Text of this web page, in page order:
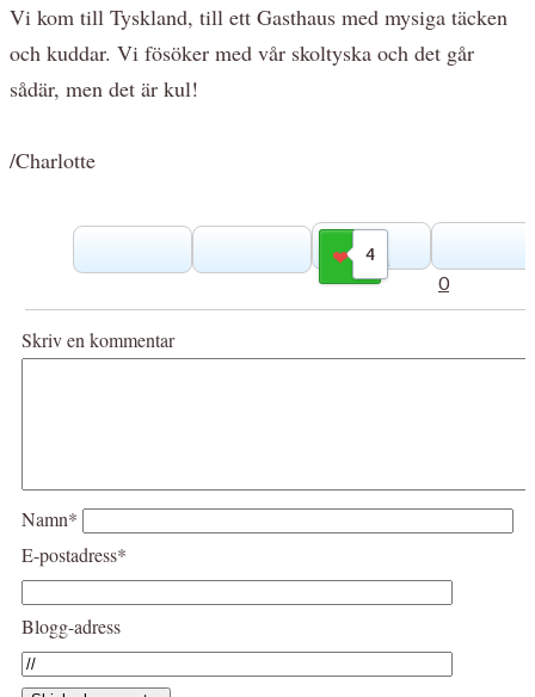
Vi kom till Tyskland, till ett Gasthaus med mysiga täcken
och kuddar. Vi fösöker med vår skoltyska och det går
sådär, men det är kul!
/Charlotte
4
Gilla
0
Skriv en kommentar
Namn*
E-postadress*
Blogg-adress